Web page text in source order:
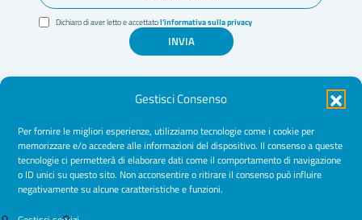
Gestisci Consenso
Per fornire le migliori esperienze, utilizziamo tecnologie come i cookie per
memorizzare e/o accedere alle informazioni del dispositivo. Il consenso a queste
tecnologie ci permetterà di elaborare dati come il comportamento di navigazione
o ID unici su questo sito. Non acconsentire o ritirare il consenso può influire
negativamente su alcune caratteristiche e funzioni.
Dichiaro di aver letto e accettatol'informativa sulla privacy
INVIA
Amministrazione Trasparente
Normative